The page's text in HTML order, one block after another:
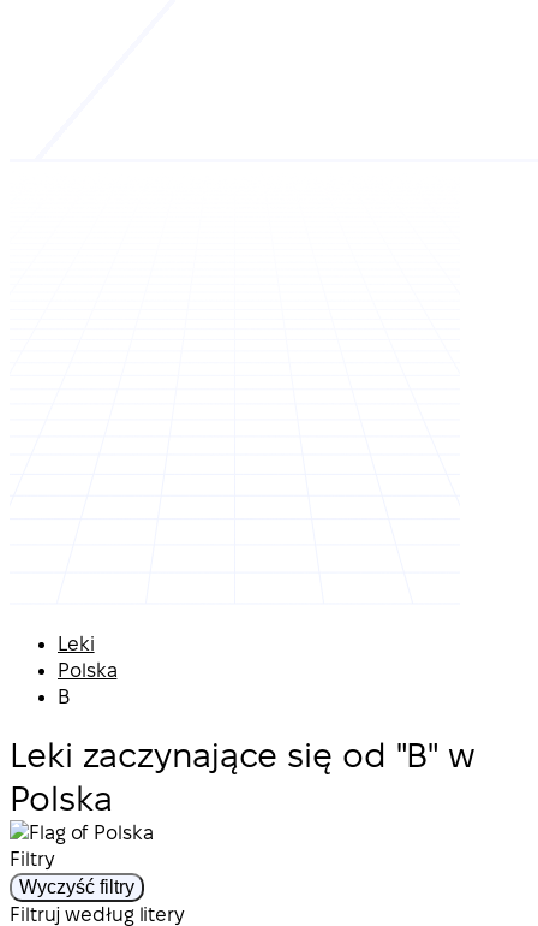
Leki
Polska
B
Leki zaczynające się od "B" w
Polska
Filtry
Wyczyść filtry
Filtruj według litery